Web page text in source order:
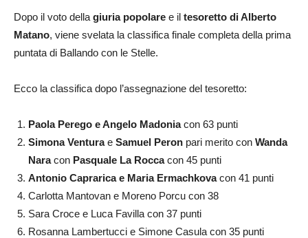
Dopo il voto della giuria popolare e il tesoretto di Alberto
Matano, viene svelata la classifica finale completa della prima
puntata di Ballando con le Stelle.
Ecco la classifica dopo l’assegnazione del tesoretto:
Paola Perego e Angelo Madoniacon 63 punti
Simona Venturae Samuel Peron pari merito con Wanda
Naracon Pasquale La Roccacon 45 punti
Antonio Caprarica e Maria Ermachkovacon 41 punti
Carlotta Mantovan e Moreno Porcu con 38
Sara Croce e Luca Favilla con 37 punti
Rosanna Lambertucci e Simone Casula con 35 punti